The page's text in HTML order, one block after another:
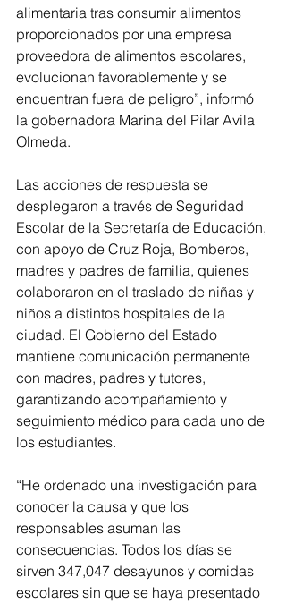
alimentaria tras consumir alimentos
proporcionados por una empresa
proveedora de alimentos escolares,
evolucionan favorablemente y se
encuentran fuera de peligro”, informó
la gobernadora Marina del Pilar Avila
Olmeda.
Las acciones de respuesta se
desplegaron a través de Seguridad
Escolar de la Secretaría de Educación,
con apoyo de Cruz Roja, Bomberos,
madres y padres de familia, quienes
colaboraron en el traslado de niñas y
niños a distintos hospitales de la
ciudad. El Gobierno del Estado
mantiene comunicación permanente
con madres, padres y tutores,
garantizando acompañamiento y
seguimiento médico para cada uno de
los estudiantes.
“He ordenado una investigación para
conocer la causa y que los
responsables asuman las
consecuencias. Todos los días se
sirven 347,047 desayunos y comidas
escolares sin que se haya presentado